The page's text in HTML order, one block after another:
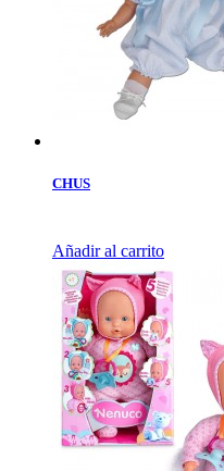
CHUS
Añadir al carrito